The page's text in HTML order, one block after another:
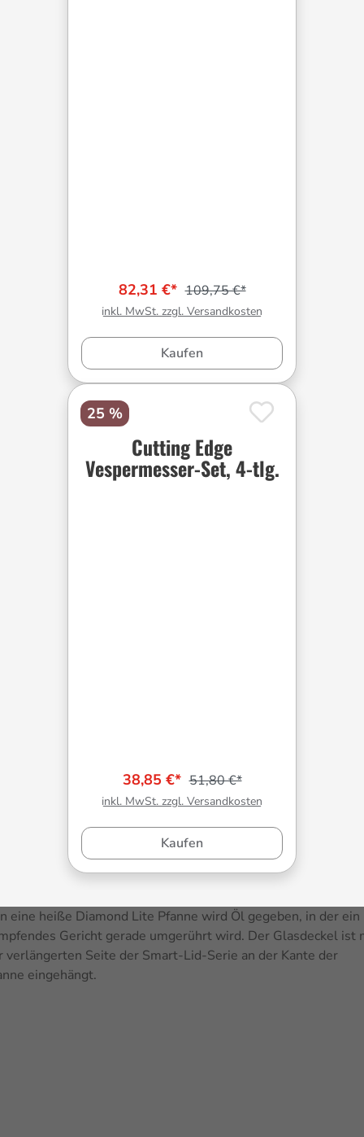
82,31 €* 109,75 €*
inkl. MwSt. zzgl. Versandkosten
Kaufen
25 %
Cutting Edge
Vespermesser-Set, 4-tlg.
38,85 €* 51,80 €*
inkl. MwSt. zzgl. Versandkosten
Kaufen